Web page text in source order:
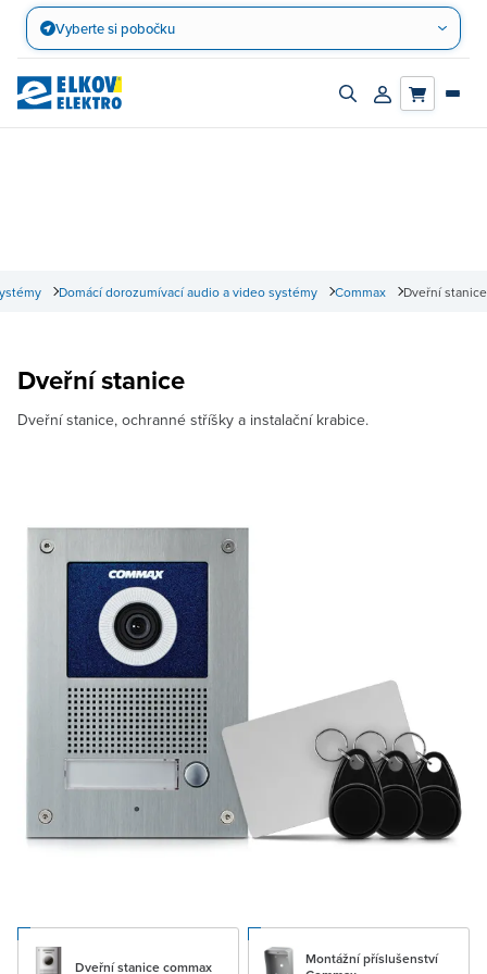
Přejít
obsah
Vyberte si pobočku
Zapnout/vypnout
Přihlásit/
Dveřní stanice
Commax
Domácí dorozumívací audio a video systémy
Dveřní stanice
Dveřní stanice, ochranné stříšky a instalační krabice.
Dveřní stanice commax
Montážní příslušenství